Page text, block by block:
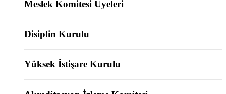
Meslek Komitesi Üyeleri
Disiplin Kurulu
Yüksek İstişare Kurulu